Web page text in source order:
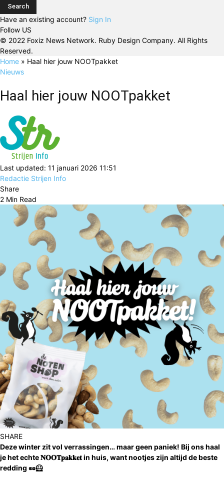
Have an existing account? Sign In
Follow US
© 2022 Foxiz News Network. Ruby Design Company. All Rights
Reserved.
Home » Haal hier jouw NOOTpakket
Nieuws
Haal hier jouw NOOTpakket
Last updated: 11 januari 2026 11:51
Redactie Strijen Info
Share
2 Min Read
SHARE
Dezewinter zit vol verrassingen… maar geen paniek! Bij ons haal
je het echte𝐍𝐎𝐎𝐓𝐩𝐚𝐤𝐤𝐞𝐭in huis, want nootjes zijn altijd de beste
redding 🥜🦸